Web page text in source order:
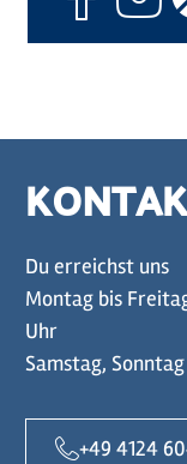
Du erreichst uns
Montag bis
Uhr
Samstag,
+49 4124